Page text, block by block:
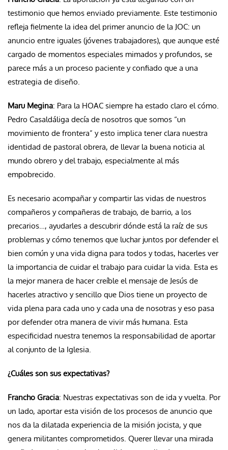
testimonio que hemos enviado previamente. Este testimonio
refleja fielmente la idea del primer anuncio de la JOC: un
anuncio entre iguales (jóvenes trabajadores), que aunque esté
cargado de momentos especiales mimados y profundos, se
parece más a un proceso paciente y confiado que a una
estrategia de diseño.
Maru Megina: Para la HOAC siempre ha estado claro el cómo.
Pedro Casaldáliga decía de nosotros que somos “un
movimiento de frontera” y esto implica tener clara nuestra
identidad de pastoral obrera, de llevar la buena noticia al
mundo obrero y del trabajo, especialmente al más
empobrecido.
Es necesario acompañar y compartir las vidas de nuestros
compañeros y compañeras de trabajo, de barrio, a los
precarios…, ayudarles a descubrir dónde está la raíz de sus
problemas y cómo tenemos que luchar juntos por defender el
bien común y una vida digna para todos y todas, hacerles ver
la importancia de cuidar el trabajo para cuidar la vida. Esta es
la mejor manera de hacer creíble el mensaje de Jesús de
hacerles atractivo y sencillo que Dios tiene un proyecto de
vida plena para cada uno y cada una de nosotras y eso pasa
por defender otra manera de vivir más humana. Esta
especificidad nuestra tenemos la responsabilidad de aportar
al conjunto de la Iglesia.
¿Cuáles son sus expectativas?
Francho Gracia: Nuestras expectativas son de ida y vuelta. Por
un lado, aportar esta visión de los procesos de anuncio que
nos da la dilatada experiencia de la misión jocista, y que
genera militantes comprometidos. Querer llevar una mirada